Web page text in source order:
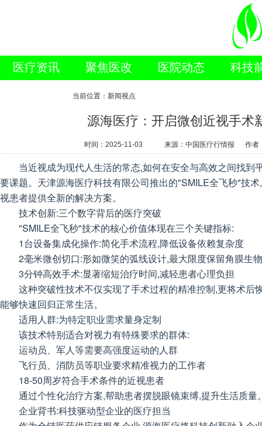
医疗资讯 聚焦医改 医院动态
科技
当前位置：新闻视点
源海医疗：开启微创近视手术
时间：2025-11-03 来源：中国医疗行情报 作者
当近视成为现代人生活的常态,如何在安全与高效之间找到
要课题。天津源海医疗科技有限公司推出的"SMILE全飞秒"技
视患者提供全新的解决方案。
技术创新:三个数字背后的医疗突破
"SMILE全飞秒"技术的核心价值体现在三个关键指标:
1台设备集成化操作:简化手术流程,降低设备依赖复杂度
2毫米微创切口:形如微笑的弧线设计,最大限度保留角膜生
3分钟高效手术:显著缩短治疗时间,减轻患者心理负担
这种突破性技术不仅实现了手术过程的精准控制,更将术后
能够快速回归正常生活。
适用人群:为特定职业需求量身定制
该技术特别适合对视力有特殊要求的群体:
运动员、军人等需要高强度运动的人群
飞行员、消防员等职业要求精准视力的工作者
18-50周岁符合手术条件的近视患者
通过个性化治疗方案,帮助患者摆脱眼镜束缚,提升生活质量
企业背书:科技驱动型企业的医疗担当